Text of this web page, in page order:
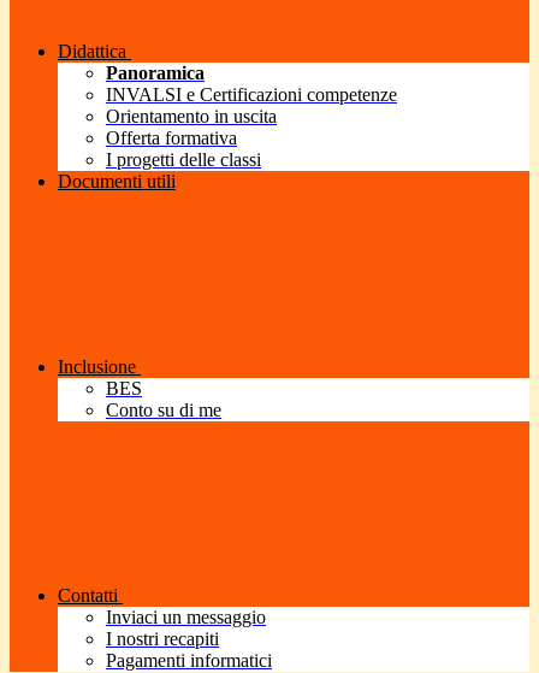
Didattica
Panoramica
INVALSI e Certificazioni competenze
Orientamento in uscita
Offerta formativa
I progetti delle classi
Documenti utili
Inclusione
BES
Conto su di me
Contatti
Inviaci un messaggio
I nostri recapiti
Pagamenti informatici